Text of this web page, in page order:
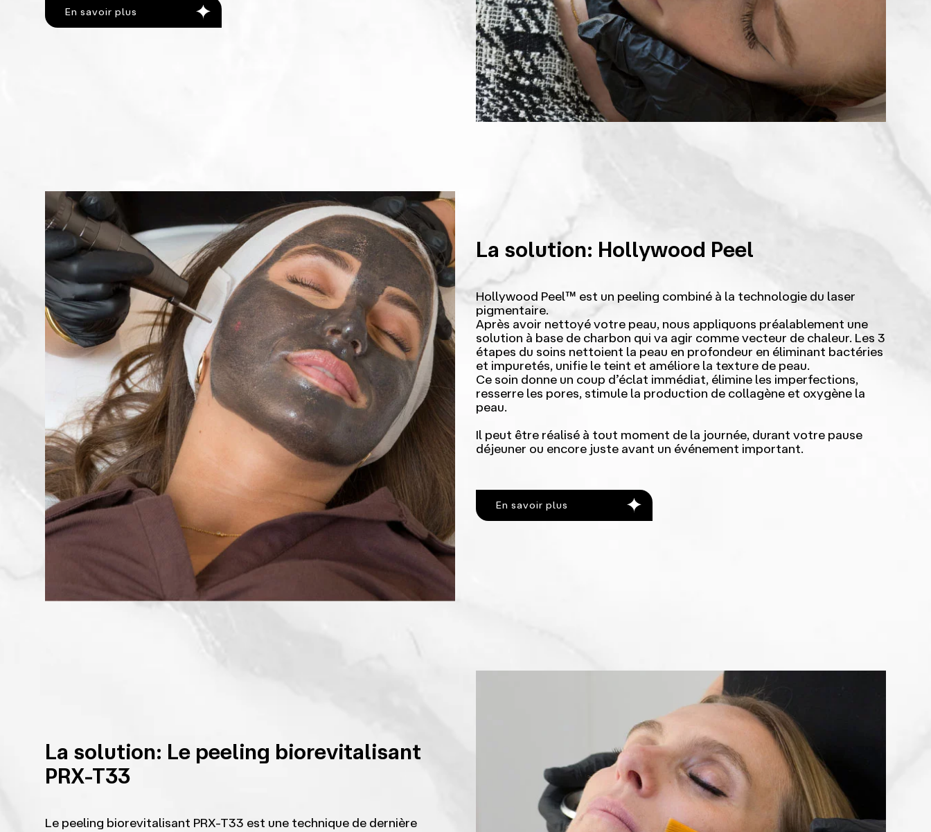
En savoir plus
La solution: Hollywood Peel
Hollywood Peel™ est un peeling combiné à la technologie du laser
pigmentaire.
Après avoir nettoyé votre peau, nous appliquons préalablement une
solution à base de charbon qui va agir comme vecteur de chaleur. Les 3
étapes du soins nettoient la peau en profondeur en éliminant bactéries
et impuretés, unifie le teint et améliore la texture de peau.
Ce soin donne un coup d’éclat immédiat, élimine les imperfections,
resserre les pores, stimule la production de collagène et oxygène la
peau.
Il peut être réalisé à tout moment de la journée, durant votre pause
déjeuner ou encore juste avant un événement important.
En savoir plus
La solution: Le peeling biorevitalisant
PRX-T33
Le peeling biorevitalisant PRX-T33 est une technique de dernière